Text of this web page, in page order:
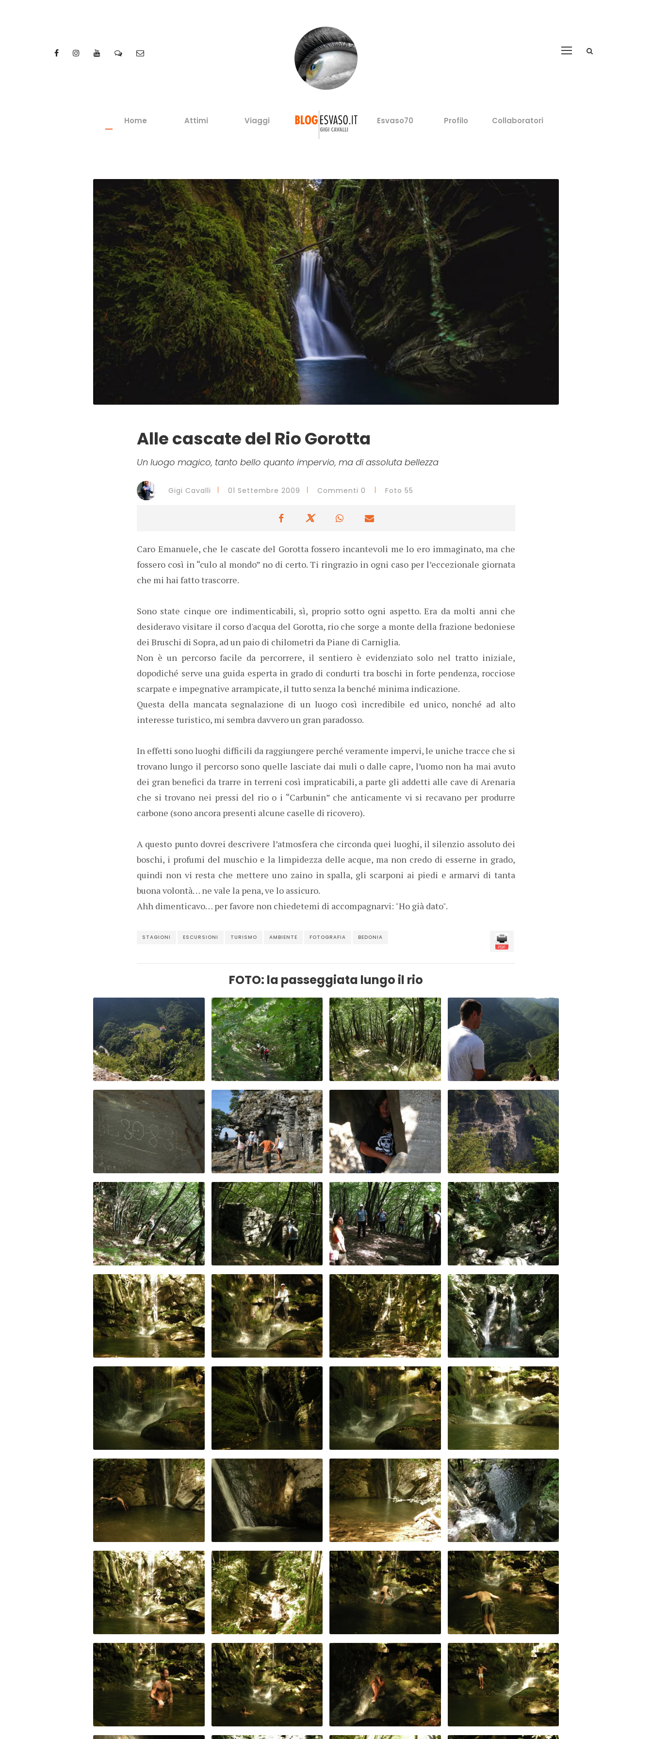
Home Attimi Viaggi Esvaso70 Profilo Collaboratori
Alle cascate del Rio Gorotta
Un luogo magico, tanto bello quanto impervio, ma di assoluta bellezza
Gigi Cavalli 01 Settembre 2009 Commenti 0 Foto 55
Caro Emanuele, che le cascate del Gorotta fossero incantevoli me lo ero immaginato, ma che
fossero così in “culo al mondo” no di certo. Ti ringrazio in ogni caso per l’eccezionale giornata
che mi hai fatto trascorre.
Sono state cinque ore indimenticabili, sì, proprio sotto ogni aspetto. Era da molti anni che
desideravo visitare il corso d'acqua del Gorotta, rio che sorge a monte della frazione bedoniese
dei Bruschi di Sopra, ad un paio di chilometri da Piane di Carniglia.
Non è un percorso facile da percorrere, il sentiero è evidenziato solo nel tratto iniziale,
dopodiché serve una guida esperta in grado di condurti tra boschi in forte pendenza, rocciose
scarpate e impegnative arrampicate, il tutto senza la benché minima indicazione.
Questa della mancata segnalazione di un luogo così incredibile ed unico, nonché ad alto
interesse turistico, mi sembra davvero un gran paradosso.
In effetti sono luoghi difficili da raggiungere perché veramente impervi, le uniche tracce che si
trovano lungo il percorso sono quelle lasciate dai muli o dalle capre, l’uomo non ha mai avuto
dei gran benefici da trarre in terreni così impraticabili, a parte gli addetti alle cave di Arenaria
che si trovano nei pressi del rio o i “Carbunin” che anticamente vi si recavano per produrre
carbone (sono ancora presenti alcune caselle di ricovero).
A questo punto dovrei descrivere l’atmosfera che circonda quei luoghi, il silenzio assoluto dei
boschi, i profumi del muschio e la limpidezza delle acque, ma non credo di esserne in grado,
quindi non vi resta che mettere uno zaino in spalla, gli scarponi ai piedi e armarvi di tanta
buona volontà… ne vale la pena, ve lo assicuro.
Ahh dimenticavo… per favore non chiedetemi di accompagnarvi: "Ho già dato".
STAGIONI ESCURSIONI TURISMO AMBIENTE FOTOGRAFIA BEDONIA
FOTO: la passeggiata lungo il rio